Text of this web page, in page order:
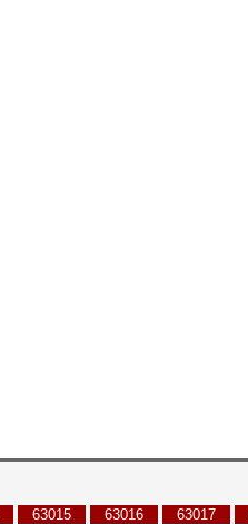
63015 63016 63017